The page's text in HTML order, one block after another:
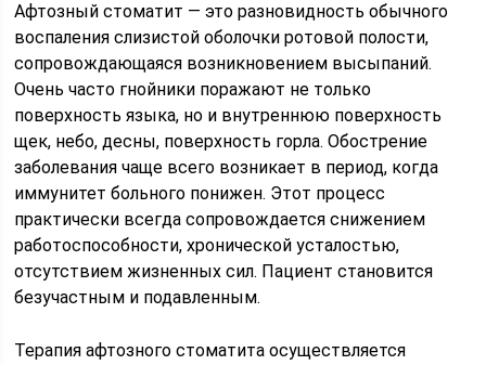
Афтозный стоматит — это разновидность обычного
воспаления слизистой оболочки ротовой полости,
сопровождающаяся возникновением высыпаний.
Очень часто гнойники поражают не только
поверхность языка, но и внутреннюю поверхность
щек, небо, десны, поверхность горла. Обострение
заболевания чаще всего возникает в период, когда
иммунитет больного понижен. Этот процесс
практически всегда сопровождается снижением
работоспособности, хронической усталостью,
отсутствием жизненных сил. Пациент становится
безучастным и подавленным.
Терапия афтозного стоматита осуществляется